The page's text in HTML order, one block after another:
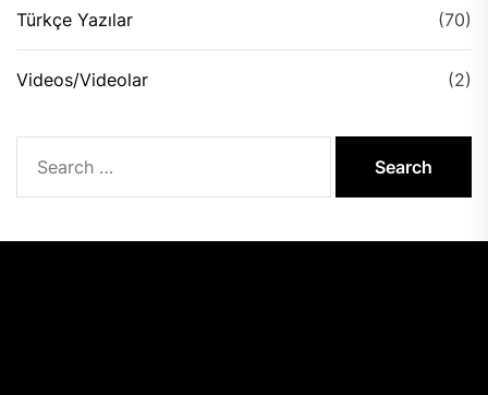
Türkçe Yazılar (70)
Videos/Videolar (2)
for: